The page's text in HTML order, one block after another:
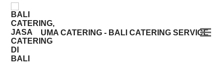
UMA CATERING - BALI CATERING SERVICE